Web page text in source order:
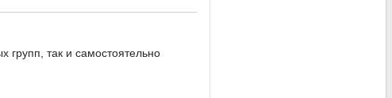
групп, так и самостоятельно